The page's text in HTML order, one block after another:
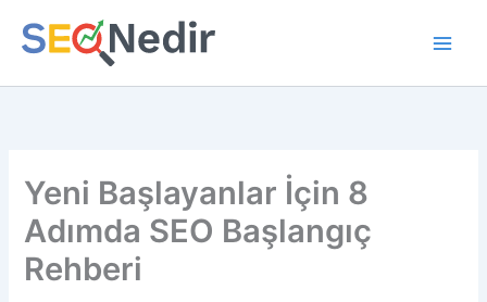
atla
Yeni Başlayanlar İçin 8
Adımda SEO Başlangıç
Rehberi